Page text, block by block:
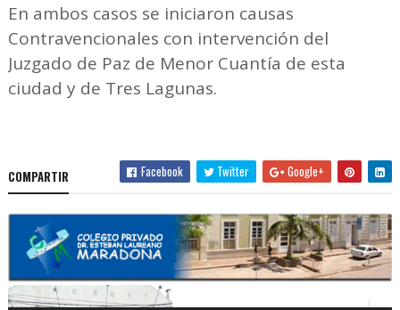
En ambos casos se iniciaron causas
Contravencionales con intervención del
Juzgado de Paz de Menor Cuantía de esta
ciudad y de Tres Lagunas.
COMPARTIR Facebook Twitter Google+